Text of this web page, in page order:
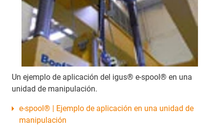
Un ejemplo de aplicación del igus® e-spool® en una
unidad de manipulación.
e-spool® | Ejemplo de aplicación en una unidad de
manipulación